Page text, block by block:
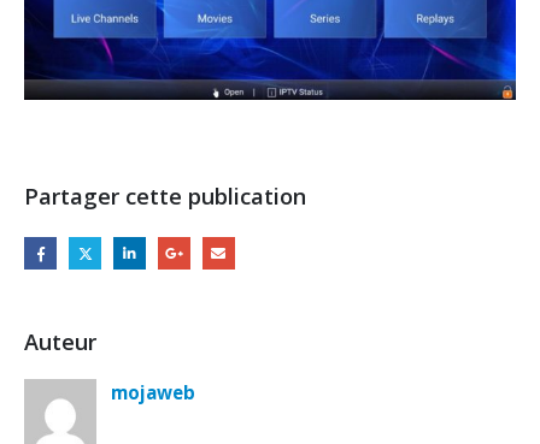
Partager cette publication
Auteur
mojaweb